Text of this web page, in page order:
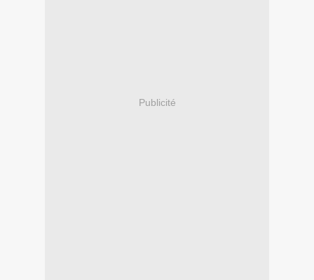
Publicité